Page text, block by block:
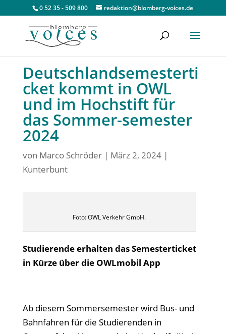
0 52 35 - 509 800 redaktion@blomberg-voices.de
Deutschlandsemesterti
cket kommt in OWL
und im Hochstift für
das Sommer-semester
2024
von Marco Schröder| März 2, 2024|
Kunterbunt
Foto: OWL Verkehr GmbH.
Studierende erhalten das Semesterticket
in Kürze über die OWLmobil App
Ab diesem Sommersemester wird Bus- und
Bahnfahren für die Studierenden in